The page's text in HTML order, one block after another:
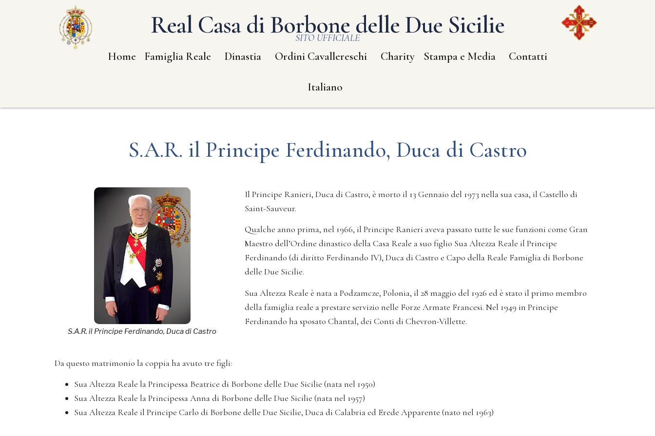
Real Casa di Borbone delle Due Sicilie
SITO UFFICIALE
Home Famiglia Reale Dinastia Ordini Cavallereschi Charity Stampa e Media Contatti
Italiano
S.A.R. il Principe Ferdinando, Duca di Castro
S.A.R. il Principe Ferdinando, Duca di Castro
Il Principe Ranieri, Duca di Castro, è morto il 13 Gennaio del 1973 nella sua casa, il Castello di
Saint-Sauveur.
Qualche anno prima, nel 1966, il Principe Ranieri aveva passato tutte le sue funzioni come Gran
Maestro dell’Ordine dinastico della Casa Reale a suo figlio Sua Altezza Reale il Principe
Ferdinando (di diritto Ferdinando IV), Duca di Castro e Capo della Reale Famiglia di Borbone
delle Due Sicilie.
Sua Altezza Reale è nata a Podzamcze, Polonia, il 28 maggio del 1926 ed è stato il primo membro
della famiglia reale a prestare servizio nelle Forze Armate Francesi. Nel 1949 in Principe
Ferdinando ha sposato Chantal, dei Conti di Chevron-Villette.
Da questo matrimonio la coppia ha avuto tre figli:
Sua Altezza Reale la Principessa Beatrice di Borbone delle Due Sicilie (nata nel 1950)
Sua Altezza Reale la Principessa Anna di Borbone delle Due Sicilie (nata nel 1957)
Sua Altezza Reale il Principe Carlo di Borbone delle Due Sicilie, Duca di Calabria ed Erede Apparente (nato nel 1963)